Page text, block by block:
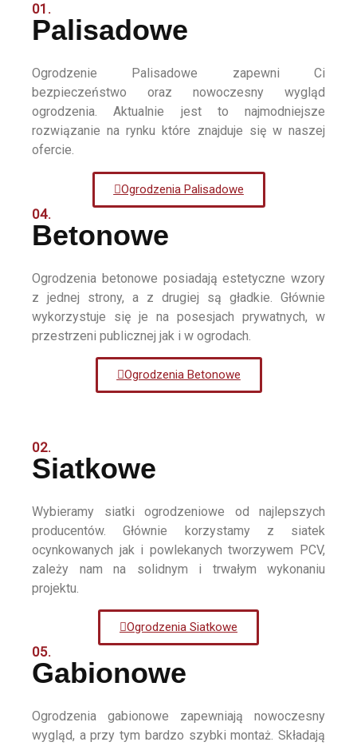
01.
Palisadowe
Ogrodzenie Palisadowe zapewni Ci
bezpieczeństwo oraz nowoczesny wygląd
ogrodzenia. Aktualnie jest to najmodniejsze
rozwiązanie na rynku które znajduje się w naszej
ofercie.
Ogrodzenia Palisadowe
04.
Betonowe
Ogrodzenia betonowe posiadają estetyczne wzory
z jednej strony, a z drugiej są gładkie. Głównie
wykorzystuje się je na posesjach prywatnych, w
przestrzeni publicznej jak i w ogrodach.
Ogrodzenia Betonowe
02.
Siatkowe
Wybieramy siatki ogrodzeniowe od najlepszych
producentów. Głównie korzystamy z siatek
ocynkowanych jak i powlekanych tworzywem PCV,
zależy nam na solidnym i trwałym wykonaniu
projektu.
Ogrodzenia Siatkowe
05.
Gabionowe
Ogrodzenia gabionowe zapewniają nowoczesny
wygląd, a przy tym bardzo szybki montaż. Składają